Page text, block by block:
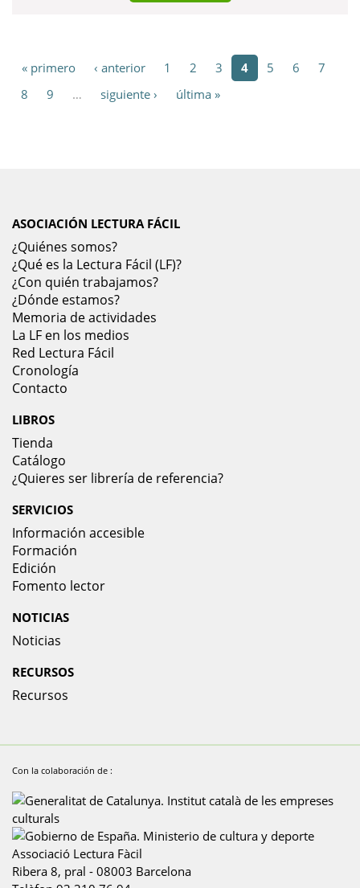
« primero ‹ anterior 1 2 3 4 5 6
7
8
9 … siguiente › última »
ASOCIACIÓN LECTURA FÁCIL
¿Quiénes somos?
¿Qué es la Lectura Fácil (LF)?
¿Con quién trabajamos?
¿Dónde estamos?
Memoria de actividades
La LF en los medios
Red Lectura Fácil
Cronología
Contacto
LIBROS
Tienda
Catálogo
¿Quieres ser librería de referencia?
SERVICIOS
Información accesible
Formación
Edición
Fomento lector
NOTICIAS
Noticias
RECURSOS
Recursos
Con la colaboración de :
Associació Lectura Fàcil
Ribera 8, pral - 08003 Barcelona